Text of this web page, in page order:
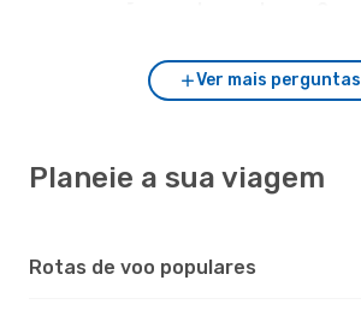
Ver mais perguntas
Planeie a sua viagem
Rotas de voo populares